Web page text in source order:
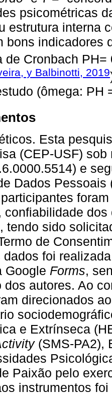
psicométricas
estrutura interna
bons indicadores
de Cronbach
y Balbinotti, 2019
(ômega: PH
Esta
(CEP-USF) sob
e
Dados Pessoais
confiabilidade
tendo sido
de
dados foi
Google Forms,
dos autores. Ao
direcionados
e Extrínseca
(SMS-PA2),
Paixão pelo
instrumentos